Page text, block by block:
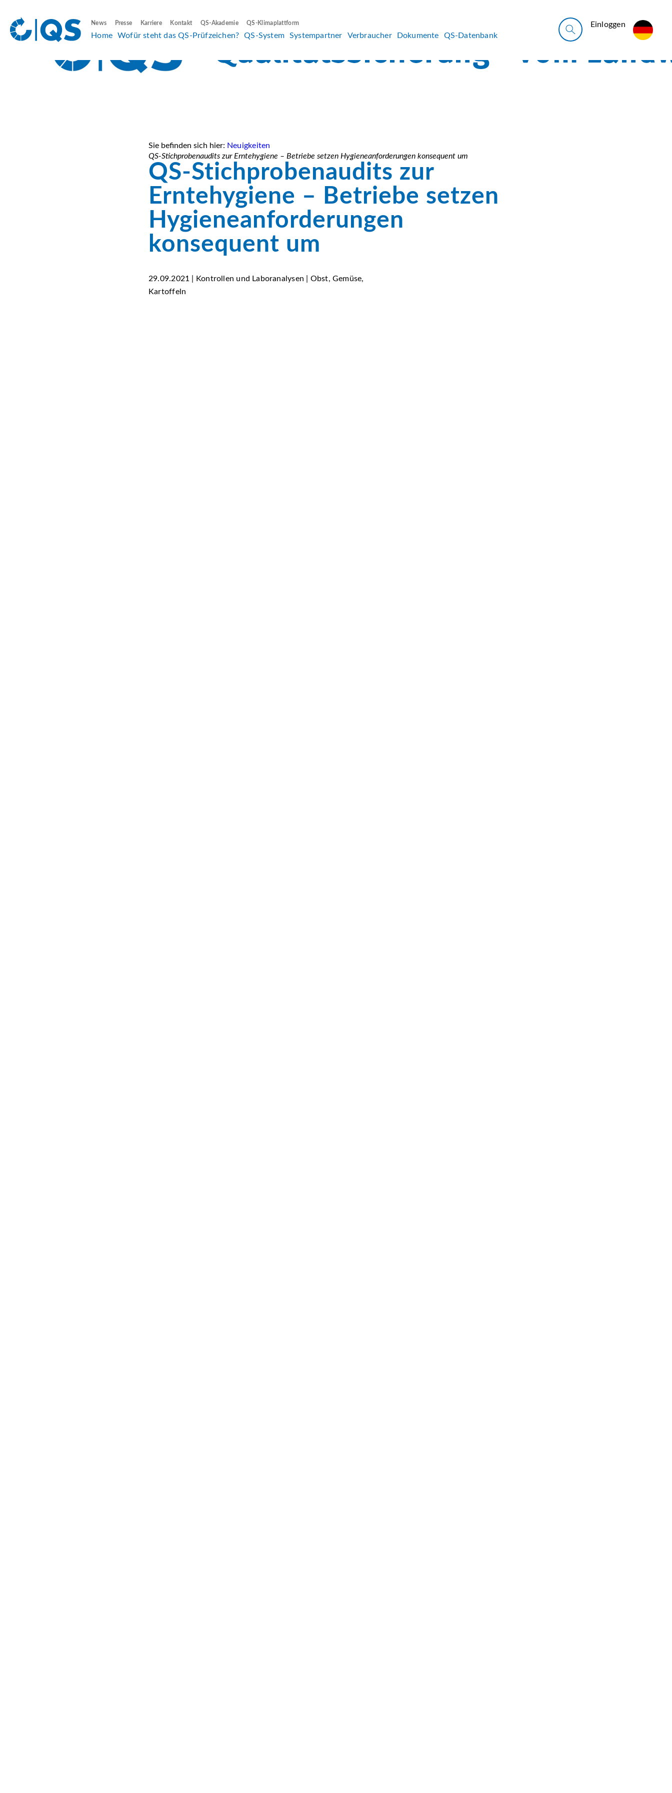
News Presse Karriere Kontakt QS-Akademie QS-Klimaplattform
Home Wofür steht das QS-Prüfzeichen? QS-System Systempartner Verbraucher Dokumente QS-Datenbank
Ein­log­gen
Sie befinden sich hier: Neuigkeiten
QS-Stichprobenaudits zur Erntehygiene – Betriebe setzen Hygieneanforderungen konsequent um
QS-Stichprobenaudits zur
Erntehygiene – Betriebe setzen
Hygieneanforderungen
konsequent um
29.09.2021 | Kontrollen und Laboranalysen | Obst, Gemüse,
Kartoffeln